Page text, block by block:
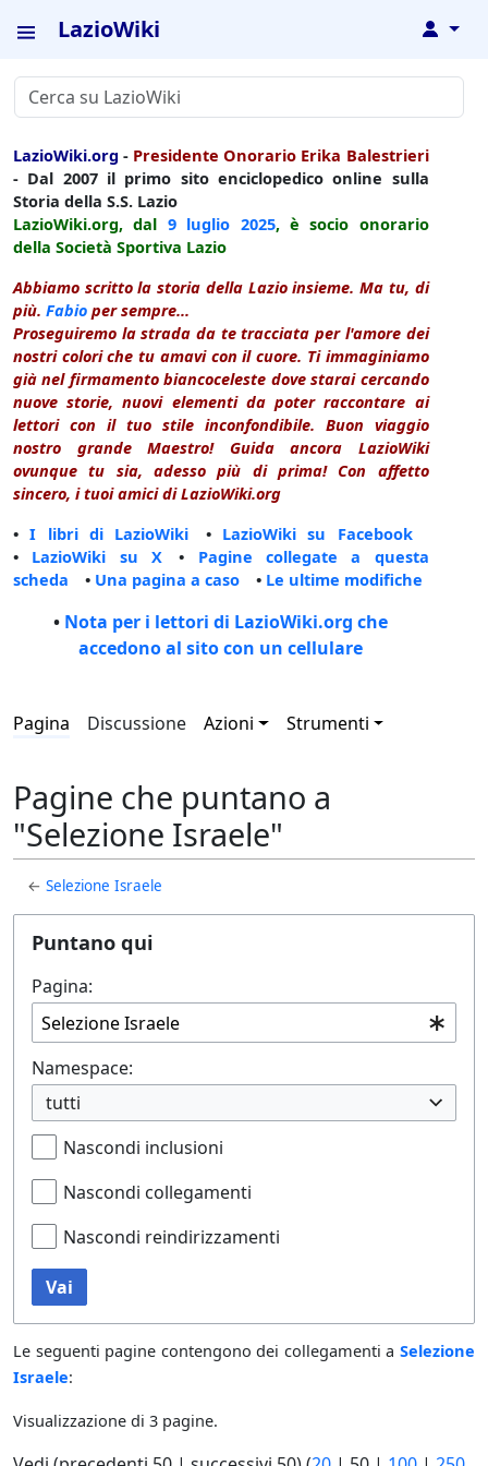
LazioWiki ↓
LazioWiki.org - Presidente Onorario Erika Balestrieri
- Dal 2007 il primo sito enciclopedico online sulla
Storia della S.S. Lazio
LazioWiki.org, dal 9 luglio 2025, è socio onorario
della Società Sportiva Lazio
Abbiamo scritto la storia della Lazio insieme. Ma tu, di
più. Fabio per sempre...
Proseguiremo la strada da te tracciata per l'amore dei
nostri colori che tu amavi con il cuore. Ti immaginiamo
già nel firmamento biancoceleste dove starai cercando
nuove storie, nuovi elementi da poter raccontare ai
lettori con il tuo stile inconfondibile. Buon viaggio
nostro grande Maestro! Guida ancora LazioWiki
ovunque tu sia, adesso più di prima! Con affetto
sincero, i tuoi amici di LazioWiki.org
•I libri di LazioWiki • LazioWiki su Facebook
• LazioWiki su X • Pagine collegate a questa
scheda • Una pagina a caso • Le ultime modifiche
• Nota per i lettori di LazioWiki.org che
accedono al sito con un cellulare
Pagina Discussione Azioni Strumenti
Pagine che puntano a
"Selezione Israele"
←Selezione Israele
Puntano qui
Pagina:
Namespace:
tutti
Nascondi inclusioni
Nascondi collegamenti
Nascondi reindirizzamenti
Vai
Le seguenti pagine contengono dei collegamenti a Selezione
Israele:
Visualizzazione di 3 pagine.